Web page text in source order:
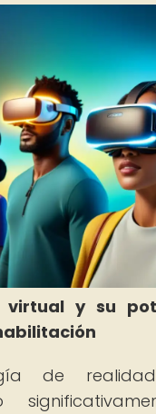
virtual y su
de